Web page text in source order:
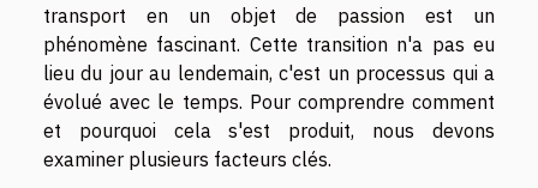
transport en un objet de passion est un
phénomène fascinant. Cette transition n'a pas eu
lieu du jour au lendemain, c'est un processus qui a
évolué avec le temps. Pour comprendre comment
et pourquoi cela s'est produit, nous devons
examiner plusieurs facteurs clés.